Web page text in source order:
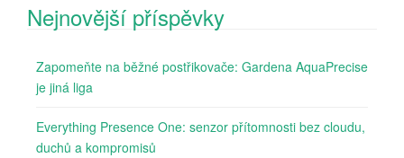
Nejnovější příspěvky
Zapomeňte na běžné postřikovače: Gardena AquaPrecise
je jiná liga
Everything Presence One: senzor přítomnosti bez cloudu,
duchů a kompromisů